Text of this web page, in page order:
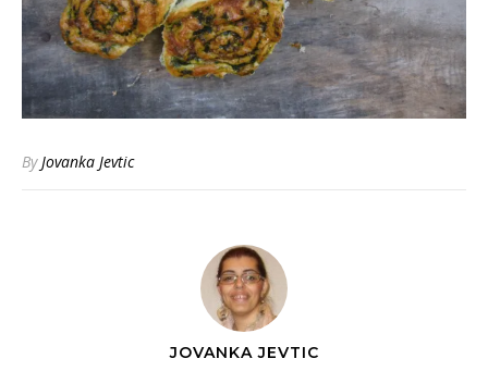
ByJovanka Jevtic
JOVANKA JEVTIC